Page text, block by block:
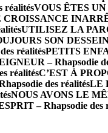
réalitésVOUS ÊTES UN
UTILISEZ LA
SON
réalitésPETITS
– Rhapsodie
réalitésC’EST À
des réalitésLE
NOUS AVONS LE
– Rhapsodie des